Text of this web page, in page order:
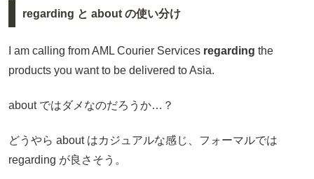
regarding と about の使い分け
I am calling from AML Courier Services regarding the
products you want to be delivered to Asia.
about ではダメなのだろうか…？
どうやら about はカジュアルな感じ、フォーマルでは
regarding が良さそう。